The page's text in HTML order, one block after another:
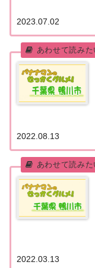
2023.07.02
2022.08.13
2022.03.13